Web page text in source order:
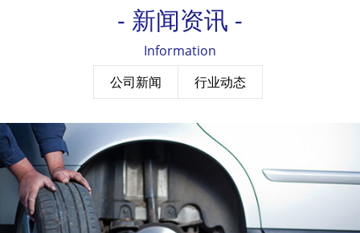
- 新闻资讯 -
Information
公司新闻
行业动态